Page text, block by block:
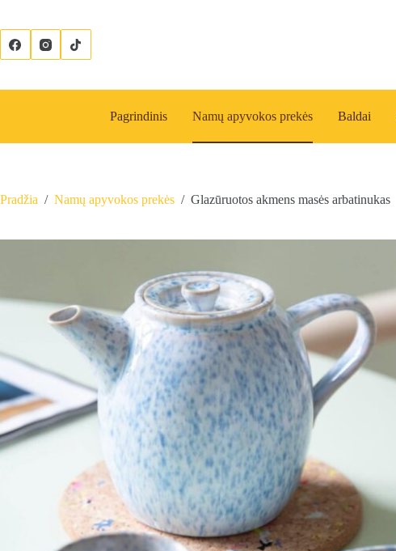
content
Pagrindinis Namų apyvokos prekės Baldai
Pradžia / Namų apyvokos prekės / Glazūruotos akmens masės arbatinukas